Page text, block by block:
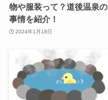
物や服装って？道後温泉の
事情を紹介！
2024年1月18日